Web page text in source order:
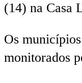
(14) na Casa
Os
monitorados